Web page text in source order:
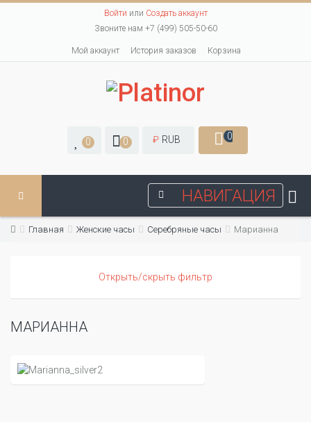
Войти или Создать аккаунт
Звоните нам +7 (499) 505-50-60
Мой аккаунт История заказов Корзина
0 0 ₽ RUB 0
НАВИГАЦИЯ
Главная Женские часы Серебряные часы Марианна
Открыть/скрыть фильтр
МАРИАННА